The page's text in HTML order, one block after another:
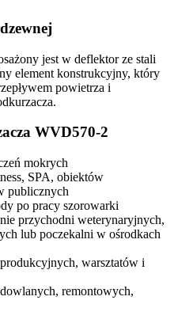
jest w deflektor ze stali
element konstrukcyjny, który
powietrza i
WVD570-2
mokrych
SPA, obiektów
publicznych
po pracy szorowarki
przychodni weterynaryjnych,
lub poczekalni w ośrodkach
warsztatów i
remontowych,